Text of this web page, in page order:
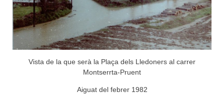
Vista de la que serà la Plaça dels Lledoners al carrer
Montserrta-Pruent
Aiguat del febrer 1982